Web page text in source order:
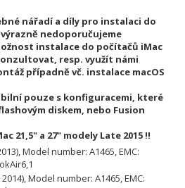
nářadí a díly pro instalaci do
nedoporučujeme
instalace do počítačů iMac
resp. využít námi
případně vč. instalace macOS
pouze s konfiguracemi, které
diskem, nebo Fusion
21,5" a 27" modely Late 2015 !!
Model number: A1465, EMC:
Model number: A1465, EMC: